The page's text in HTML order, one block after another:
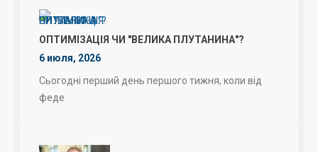
ОПТИМІЗАЦІЯ ЧИ "ВЕЛИКА ПЛУТАНИНА"?
6 июля, 2026
Сьогодні перший день першого тижня, коли від
феде